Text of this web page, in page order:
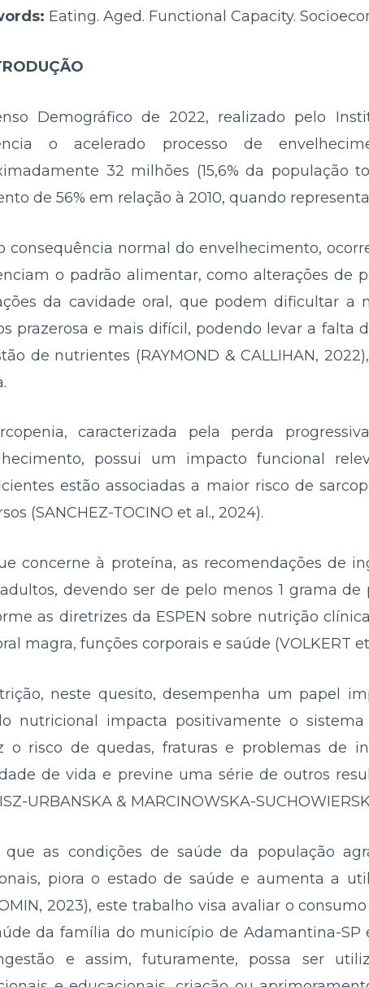
Eating. Aged. Functional Capacity.
Demográfico de 2022, realizado pelo
o acelerado processo de
32 milhões (15,6% da população
de 56% em relação à 2010, quando
consequência normal do envelhecimento,
o padrão alimentar, como alterações de
da cavidade oral, que podem dificultar a
prazerosa e mais difícil, podendo levar a falta
de nutrientes (RAYMOND & CALLIHAN,
caracterizada pela perda
possui um impacto funcional
estão associadas a maior risco de
(SANCHEZ-TOCINO et al., 2024).
concerne à proteína, as recomendações de
devendo ser de pelo menos 1 grama
as diretrizes da ESPEN sobre nutrição
magra, funções corporais e saúde (VOLKERT
neste quesito, desempenha um papel
nutricional impacta positivamente o
o risco de quedas, fraturas e problemas de
de vida e previne uma série de outros
URBANSKA & MARCINOWSKA-
que as condições de saúde da população
piora o estado de saúde e aumenta a
2023), este trabalho visa avaliar o
da família do município de Adamantina-
e assim, futuramente, possa ser